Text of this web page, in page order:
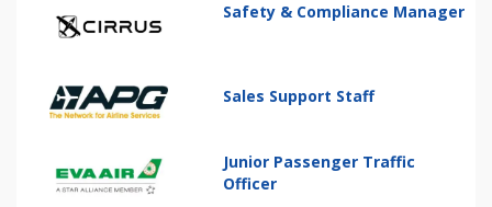
Safety & Compliance Manager
Sales Support Staff
Junior Passenger Traffic
Officer